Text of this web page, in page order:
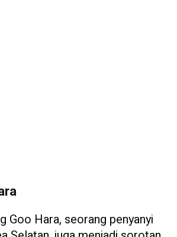
Goo Hara, seorang penyanyi